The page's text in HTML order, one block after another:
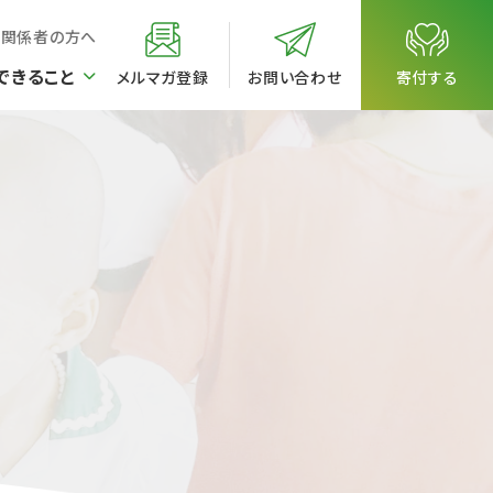
係者の方へ
きること メルマガ登録 お問い合わせ 寄付する